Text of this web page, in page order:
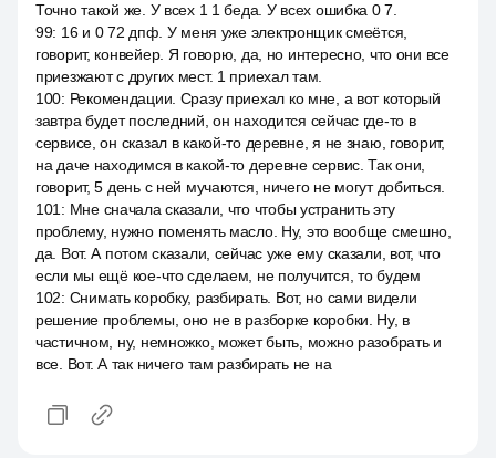
Точно такой же. У всех 1 1 беда. У всех ошибка 0 7.
99: 16 и 0 72 дпф. У меня уже электронщик смеётся,
говорит, конвейер. Я говорю, да, но интересно, что они все
приезжают с других мест. 1 приехал там.
100: Рекомендации. Сразу приехал ко мне, а вот который
завтра будет последний, он находится сейчас где-то в
сервисе, он сказал в какой-то деревне, я не знаю, говорит,
на даче находимся в какой-то деревне сервис. Так они,
говорит, 5 день с ней мучаются, ничего не могут добиться.
101 : Мне сначала сказали, что чтобы устранить эту
проблему, нужно поменять масло. Ну, это вообще смешно,
да. Вот. А потом сказали, сейчас уже ему сказали, вот, что
если мы ещё кое-что сделаем, не получится, то будем
102: Снимать коробку, разбирать. Вот, но сами видели
решение проблемы, оно не в разборке коробки. Ну, в
частичном, ну, немножко, может быть, можно разобрать и
все. Вот. А так ничего там разбирать не на